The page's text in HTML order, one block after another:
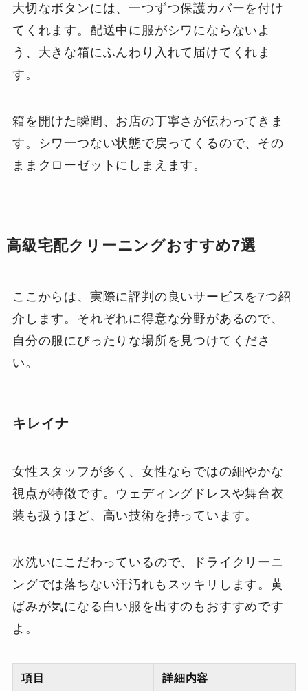
大切なボタンには、一つずつ保護カバーを付け
てくれます。配送中に服がシワにならないよ
う、大きな箱にふんわり入れて届けてくれま
す。
箱を開けた瞬間、お店の丁寧さが伝わってきま
す。シワ一つない状態で戻ってくるので、その
ままクローゼットにしまえます。
高級宅配クリーニングおすすめ7選
ここからは、実際に評判の良いサービスを7つ紹
介します。それぞれに得意な分野があるので、
自分の服にぴったりな場所を見つけてくださ
い。
キレイナ
女性スタッフが多く、女性ならではの細やかな
視点が特徴です。ウェディングドレスや舞台衣
装も扱うほど、高い技術を持っています。
水洗いにこだわっているので、ドライクリーニ
ングでは落ちない汗汚れもスッキリします。黄
ばみが気になる白い服を出すのもおすすめです
よ。
項目 詳細内容